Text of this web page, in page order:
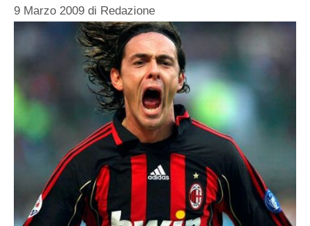
9 Marzo 2009 di Redazione